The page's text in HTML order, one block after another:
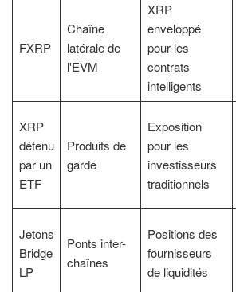
FXRP
Chaîne
latérale de
l'EVM
XRP
enveloppé
pour les
contrats
intelligents
XRP
détenu
par un
ETF
Produits de
garde
Exposition
pour les
investisseurs
traditionnels
Jetons
Bridge
LP
Ponts inter-
chaînes
Positions des
fournisseurs
de liquidités